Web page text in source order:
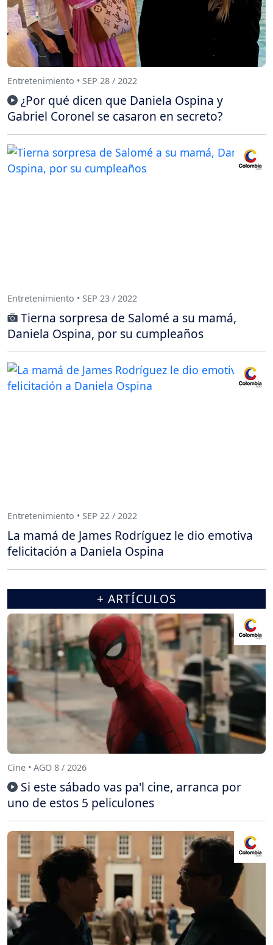
Entretenimiento • SEP 28 / 2022
¿Por qué dicen que Daniela Ospina y
Gabriel Coronel se casaron en secreto?
Entretenimiento • SEP 23 / 2022
Tierna sorpresa de Salomé a su mamá,
Daniela Ospina, por su cumpleaños
Entretenimiento • SEP 22 / 2022
La mamá de James Rodríguez le dio emotiva
felicitación a Daniela Ospina
+ ARTÍCULOS
Cine • AGO 8 / 2026
Si este sábado vas pa'l cine, arranca por
uno de estos 5 peliculones